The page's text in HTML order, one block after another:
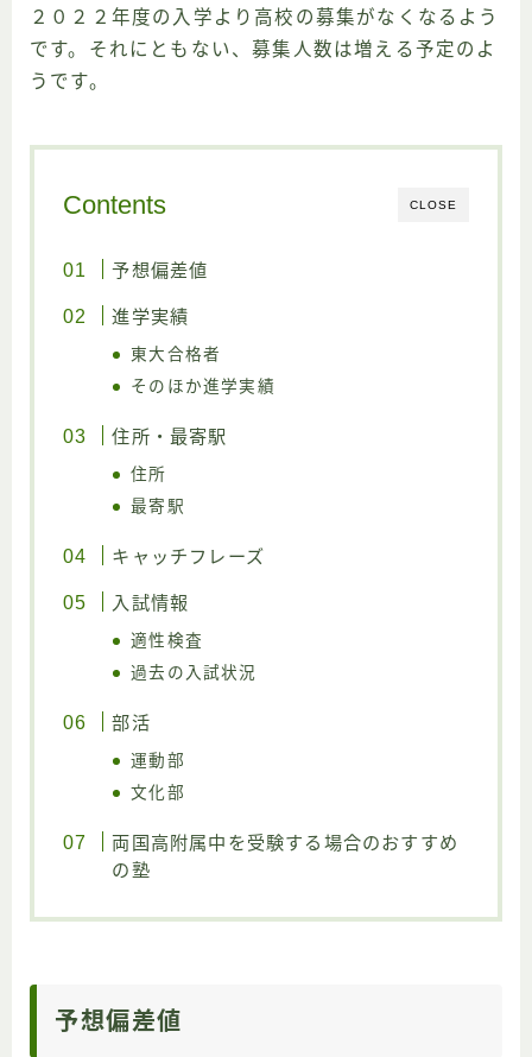
２０２２年度の入学より高校の募集がなくなるよう
です。それにともない、募集人数は増える予定のよ
うです。
CLOSE
Contents
予想偏差値
進学実績
東大合格者
そのほか進学実績
住所・最寄駅
住所
最寄駅
キャッチフレーズ
入試情報
適性検査
過去の入試状況
部活
運動部
文化部
両国高附属中を受験する場合のおすすめ
の塾
予想偏差値